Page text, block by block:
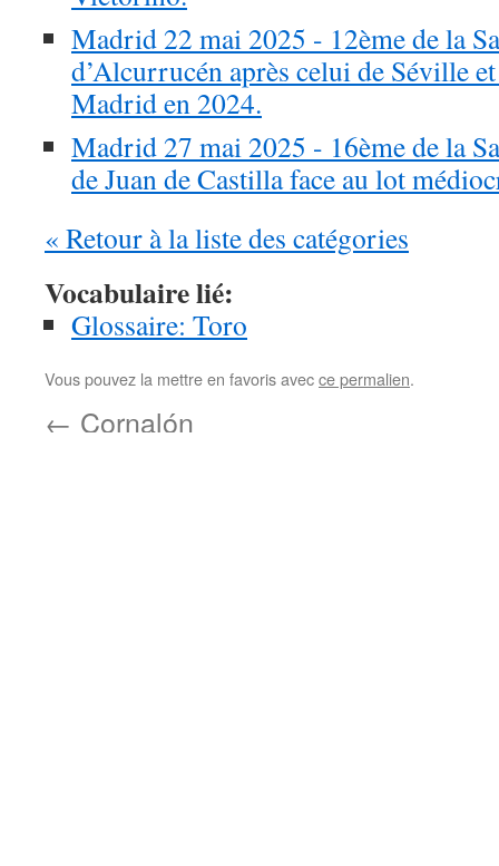
Madrid 22 mai 2025 - 12ème de la
d’Alcurrucén après celui de Séville
Madrid en 2024.
Madrid 27 mai 2025 - 16ème de la
de Juan de Castilla face au lot
« Retour à la liste des catégories
Vocabulaire lié:
Glossaire: Toro
Vous pouvez la mettre en favoris avecce permalien.
← Cornalón